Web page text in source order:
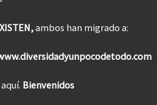
ambos han migrado a:
Bienvenidos